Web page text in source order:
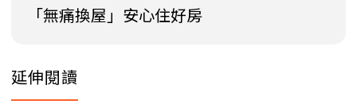
「無痛換屋」安心住好房
延伸閱讀